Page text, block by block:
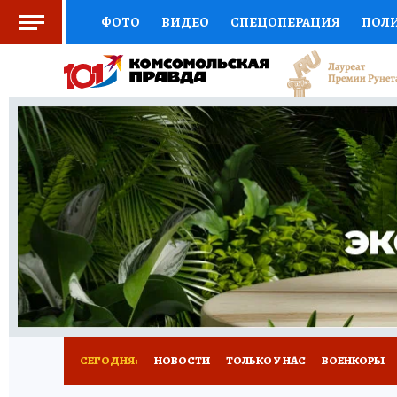
ФОТО ВИДЕО СПЕЦОПЕРАЦИЯ
СОЦПОДДЕРЖКА НАУКА СПОРТ
ВЫБОР ЭКСПЕРТОВ ДОКТОР
КНИЖНАЯ ПОЛКА ПРОГНОЗЫ НА СПОРТ
ПРЕСС-ЦЕНТР НЕДВИЖИМОСТЬ
РАДИО КП РЕКЛАМА ТЕСТЫ НОВОЕ
СЕГОДНЯ: НОВОСТИ ТОЛЬКО У НАС ВОЕНКОРЫ